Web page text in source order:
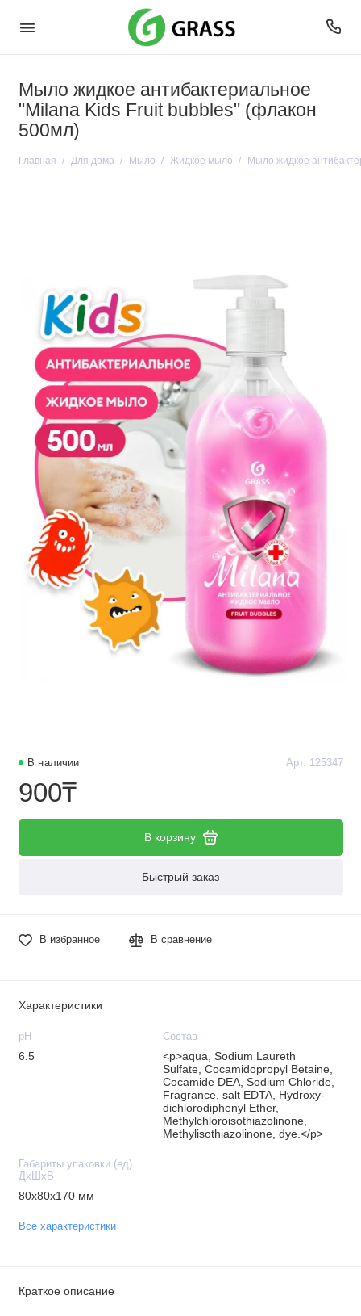
Мыло жидкое антибактериальное
"Milana Kids Fruit bubbles" (флакон
500мл)
Главная Для дома Мыло Жидкое мыло Мыло жидкое
В наличии Арт. 125347
900₸
В корзину
Быстрый заказ
В избранное В сравнение
Характеристики
рН
6.5
Состав
<p>aqua, Sodium Laureth
Sulfate, Cocamidopropyl Betaine,
Cocamide DEA, Sodium Chloride,
Fragrance, salt EDTA, Hydroxy-
dichlorodiphenyl Ether,
Methylchloroisothiazolinone,
Methylisothiazolinone, dye.</p>
Габариты упаковки (ед)
ДхШхВ
80x80x170 мм
Все характеристики
Краткое описание